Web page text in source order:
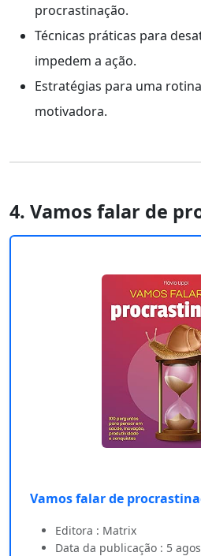
procrastinação.
Técnicas práticas para
impedem a ação.
Estratégias para uma
motivadora.
4. Vamos falar de
Vamos falar de
Editora : Matrix
Data da publicação : 5